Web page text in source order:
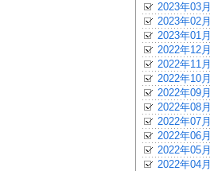
2023年03月
2023年02月
2023年01月
2022年12月
2022年11月
2022年10月
2022年09月
2022年08月
2022年07月
2022年06月
2022年05月
2022年04月